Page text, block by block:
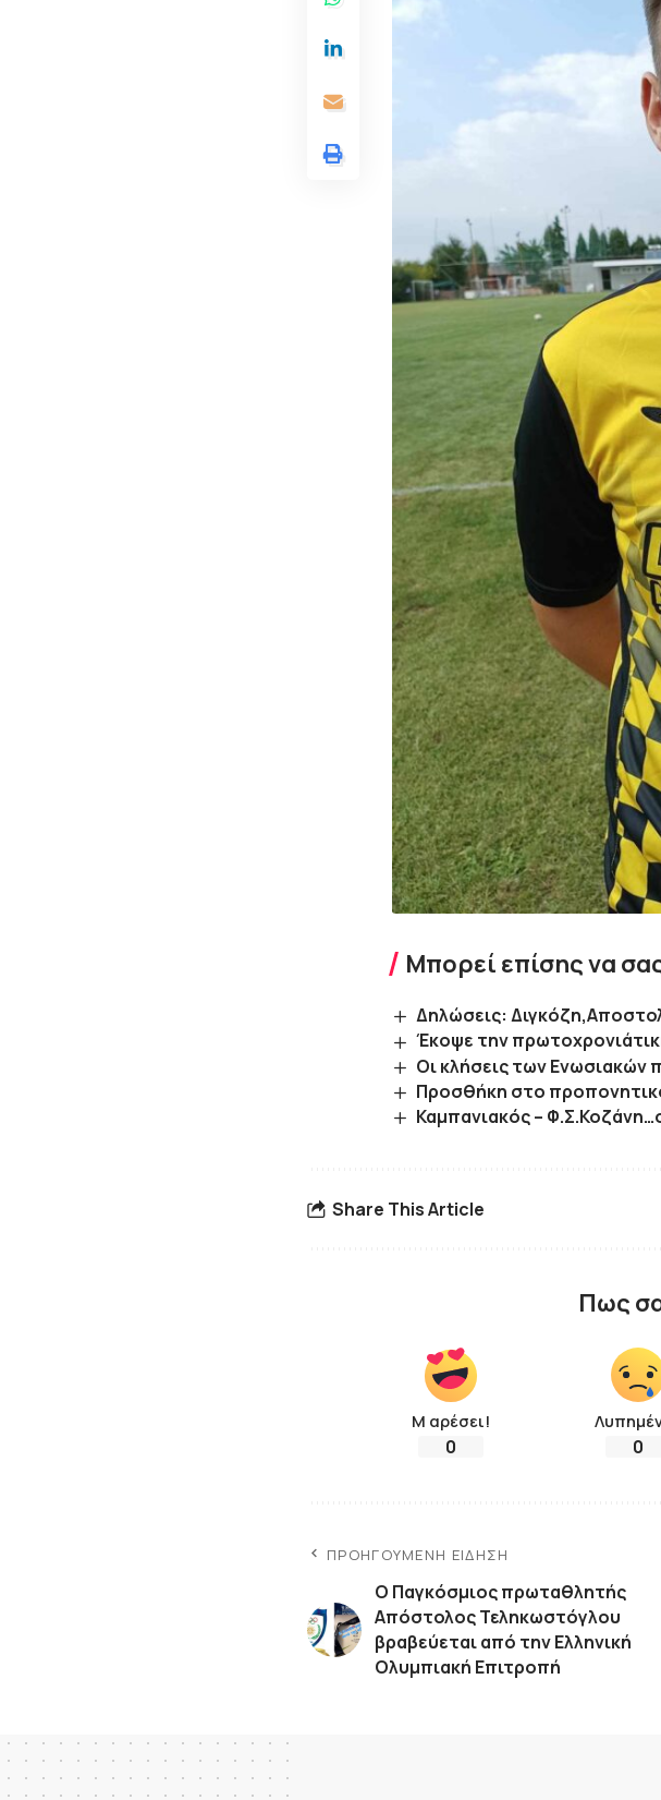
Μπορεί επίσης να
Δηλώσεις:
Έκοψε την
Oι κλήσεις των
Προσθήκη στο
Καμπανιακός –
Share This Article
Πως
Μ αρέσει!
0 0
ΠΡΟΗΓΟΎΜΕΝΗ ΕΊΔΗΣΗ
Ο Παγκόσμιος πρωταθλητής
Απόστολος Τεληκωστόγλου
βραβεύεται από την Ελληνική
Ολυμπιακή Επιτροπή